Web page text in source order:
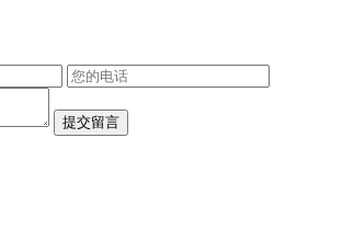
提交留言